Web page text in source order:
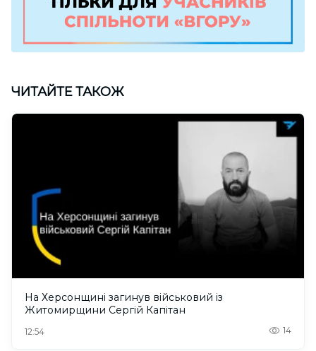
ЧИТАЙТЕ ТАКОЖ
На Херсонщині загинув військовий із
Житомирщини Сергій Капітан
12:54 14